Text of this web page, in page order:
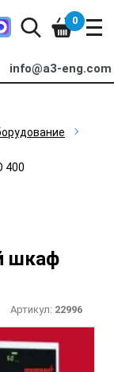
info@a3-eng.com
0
400
шкаф
Артикул: 22996